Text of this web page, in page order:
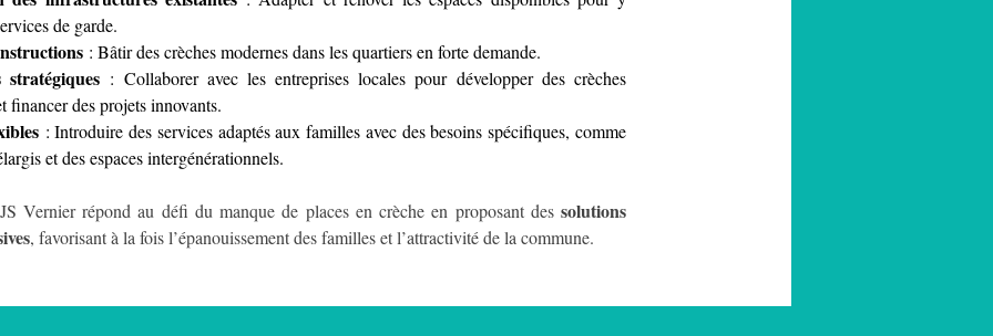
de garde.
: Bâtir des crèches modernes dans les quartiers en forte demande.
: Collaborer avec les entreprises locales pour développer des crèches
financer des projets innovants.
: Introduire des services adaptés aux familles avec des besoins spécifiques, comme
et des espaces intergénérationnels.
Vernier répond au défi du manque de places en crèche en proposant des solutions
, favorisant à la fois l’épanouissement des familles et l’attractivité de la commune.